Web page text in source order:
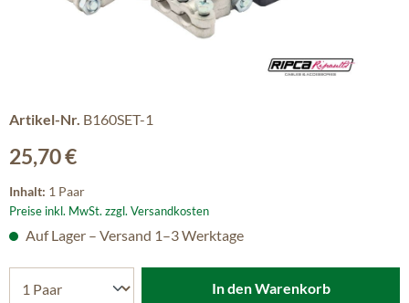
Artikel-Nr. B160SET-1
Regulärer Preis:
25,70 €
Inhalt: 1 Paar
Preise inkl. MwSt. zzgl. Versandkosten
Auf Lager – Versand 1–3 Werktage
In den Warenkorb